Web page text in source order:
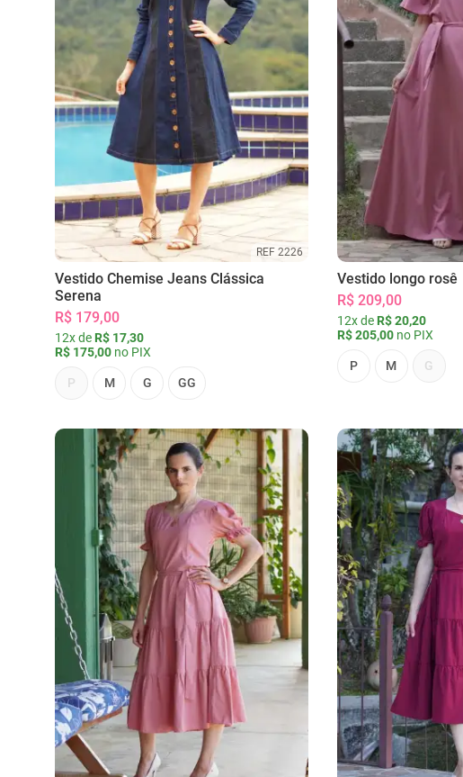
REF 2226
Vestido Chemise Jeans Clássica
Serena
R$ 179,00
12x de R$ 17,30
R$ 175,00 no PIX
P M G GG
Vestido longo rosê
R$ 209,00
12x de R$ 20,20
R$ 205,00no PIX
P M G